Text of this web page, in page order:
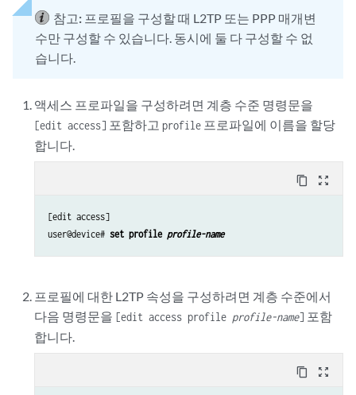
참고: 프로필을 구성할 때 L2TP 또는 PPP 매개변
수만 구성할 수 있습니다. 동시에 둘 다 구성할 수 없
습니다.
액세스 프로파일을 구성하려면 계층 수준 명령문을
[edit access] 포함하고profile 프로파일에 이름을 할당
합니다
content_copy zoom_out_map
[edit access]
user@device# set profile profile-name
프로필에 대한 L2TP 속성을 구성하려면 계층 수준에서
다음 명령문을 [edit access profile profile-name] 포함
합니다.
content_copy zoom_out_map